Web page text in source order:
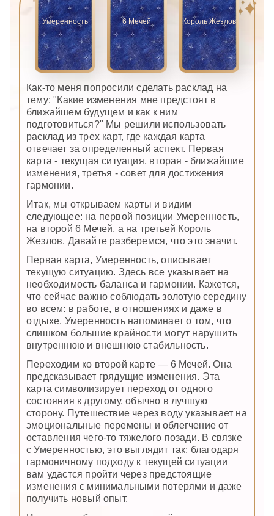
Умеренность 6 Мечей Король Жезлов
Как-то меня попросили сделать расклад на
тему: "Какие изменения мне предстоят в
ближайшем будущем и как к ним
подготовиться?" Мы решили использовать
расклад из трех карт, где каждая карта
отвечает за определенный аспект. Первая
карта - текущая ситуация, вторая - ближайшие
изменения, третья - совет для достижения
гармонии.
Итак, мы открываем карты и видим
следующее: на первой позиции Умеренность,
на второй 6 Мечей, а на третьей Король
Жезлов. Давайте разберемся, что это значит.
Первая карта, Умеренность, описывает
текущую ситуацию. Здесь все указывает на
необходимость баланса и гармонии. Кажется,
что сейчас важно соблюдать золотую середину
во всем: в работе, в отношениях и даже в
отдыхе. Умеренность напоминает о том, что
слишком большие крайности могут нарушить
внутреннюю и внешнюю стабильность.
Переходим ко второй карте — 6 Мечей. Она
предсказывает грядущие изменения. Эта
карта символизирует переход от одного
состояния к другому, обычно в лучшую
сторону. Путешествие через воду указывает на
эмоциональные перемены и облегчение от
оставления чего-то тяжелого позади. В связке
с Умеренностью, это выглядит так: благодаря
гармоничному подходу к текущей ситуации
вам удастся пройти через предстоящие
изменения с минимальными потерями и даже
получить новый опыт.